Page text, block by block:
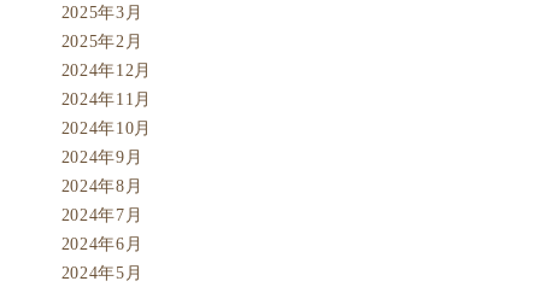
2025年3月
2025年2月
2024年12月
2024年11月
2024年10月
2024年9月
2024年8月
2024年7月
2024年6月
2024年5月